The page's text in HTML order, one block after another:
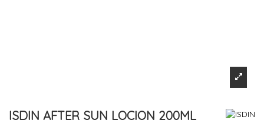
ISDIN AFTER SUN LOCION 200ML